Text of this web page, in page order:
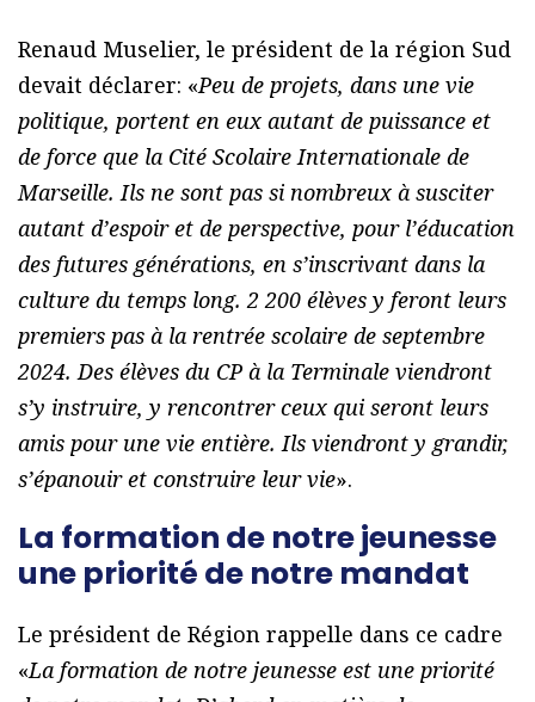
Renaud Muselier, le président de la région Sud
devait déclarer: «Peu de projets, dans une vie
politique, portent en eux autant de puissance et
de force que la Cité Scolaire Internationale de
Marseille. Ils ne sont pas si nombreux à susciter
autant d’espoir et de perspective, pour l’éducation
des futures générations, en s’inscrivant dans la
culture du temps long. 2 200 élèves y feront leurs
premiers pas à la rentrée scolaire de septembre
2024. Des élèves du CP à la Terminale viendront
s’y instruire, y rencontrer ceux qui seront leurs
amis pour une vie entière. Ils viendront y grandir,
s’épanouir et construire leur vie».
La formation de notre jeunesse
une priorité de notre mandat
Le président de Région rappelle dans ce cadre
«La formation de notre jeunesse est une priorité